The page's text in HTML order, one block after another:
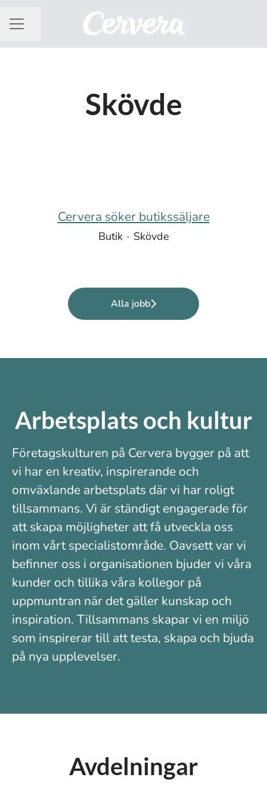
KARRIÄRMENY
Dela sidan
Skövde
Cervera söker butikssäljare
Butik · Skövde
Alla jobb
Arbetsplats och kultur
Företagskulturen på Cervera bygger på att
vi har en kreativ, inspirerande och
omväxlande arbetsplats där vi har roligt
tillsammans. Vi är ständigt engagerade för
att skapa möjligheter att få utveckla oss
inom vårt specialistområde. Oavsett var vi
befinner oss i organisationen bjuder vi våra
kunder och tillika våra kollegor på
uppmuntran när det gäller kunskap och
inspiration. Tillsammans skapar vi en miljö
som inspirerar till att testa, skapa och bjuda
på nya upplevelser.
Avdelningar